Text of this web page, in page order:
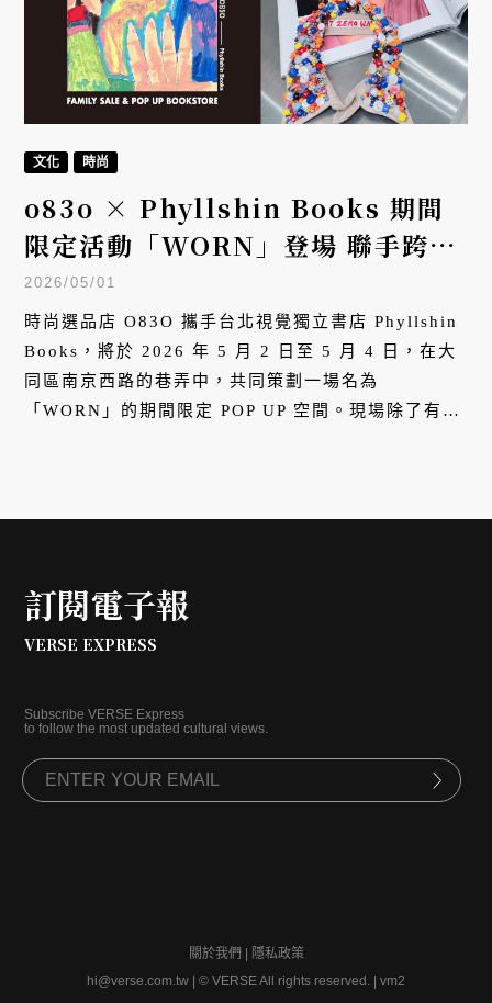
文化 時尚
o83o × Phyllshin Books 期間
限定活動「WORN」登場 聯手跨界
打造全新限定空間，在觸摸間找回時
尚與紙本的物質溫度
2026/05/01
時尚選品店 O83O 攜手台北視覺獨立書店 Phyllshin
Books，將於 2026 年 5 月 2 日至 5 月 4 日，在大
同區南京西路的巷弄中，共同策劃一場名為
「WORN」的期間限定 POP UP 空間。現場除了有
訂閱電子報
VERSE EXPRESS
Subscribe VERSE Express
to follow the most updated cultural views.
關於我們
隱私政策
hi@verse.com.tw
© VERSE All rights reserved. | vm2